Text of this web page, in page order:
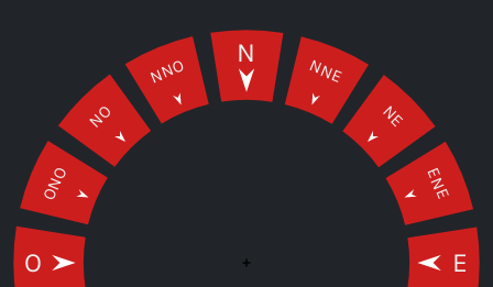
N
E
O
NNO
NO
ONO
NNE
NE
ENE